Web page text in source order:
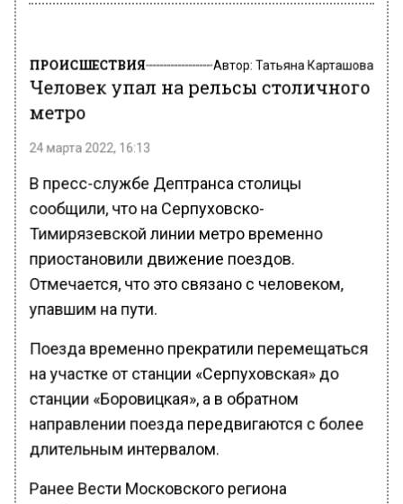
ПРОИСШЕСТВИЯ Автор: Татьяна Карташова
Человек упал на рельсы столичного
метро
24 марта 2022, 16:13
В пресс-службе Дептранса столицы
сообщили, что на Серпуховско-
Тимирязевской линии метро временно
приостановили движение поездов.
Отмечается, что это связано с человеком,
упавшим на пути.
Поезда временно прекратили перемещаться
на участке от станции «Серпуховская» до
станции «Боровицкая», а в обратном
направлении поезда передвигаются с более
длительным интервалом.
Ранее Вести Московского региона